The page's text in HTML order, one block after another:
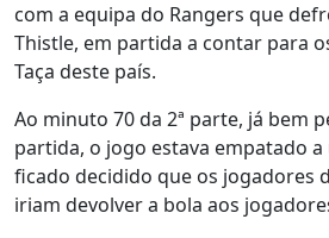
com a equipa do Rangers que
Thistle, em partida a contar para
Taça deste país.
Ao minuto 70 da 2ª parte, já bem
partida, o jogo estava empatado
ficado decidido que os jogadores
iriam devolver a bola aos